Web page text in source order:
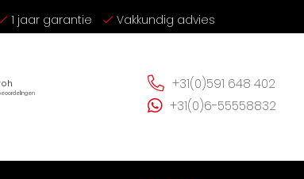
1 jaar garantie Vakkundig advies
+31(0)591 648 402
+31(0)6-55558832